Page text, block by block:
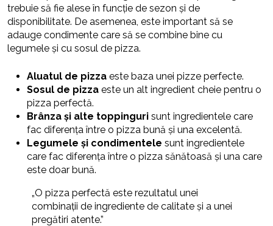
trebuie să fie alese în funcție de sezon și de
disponibilitate. De asemenea, este important să se
adauge condimente care să se combine bine cu
legumele și cu sosul de pizza.
Aluatul de pizza este baza unei pizze perfecte.
Sosul de pizza este un alt ingredient cheie pentru o
pizza perfectă.
Brânza și alte toppinguri sunt ingredientele care
fac diferența între o pizza bună și una excelentă.
Legumele și condimentele sunt ingredientele
care fac diferența între o pizza sănătoasă și una care
este doar bună.
„O pizza perfectă este rezultatul unei
combinații de ingrediente de calitate și a unei
pregătiri atente.”